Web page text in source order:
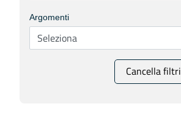
Argomenti
Cancella filtri